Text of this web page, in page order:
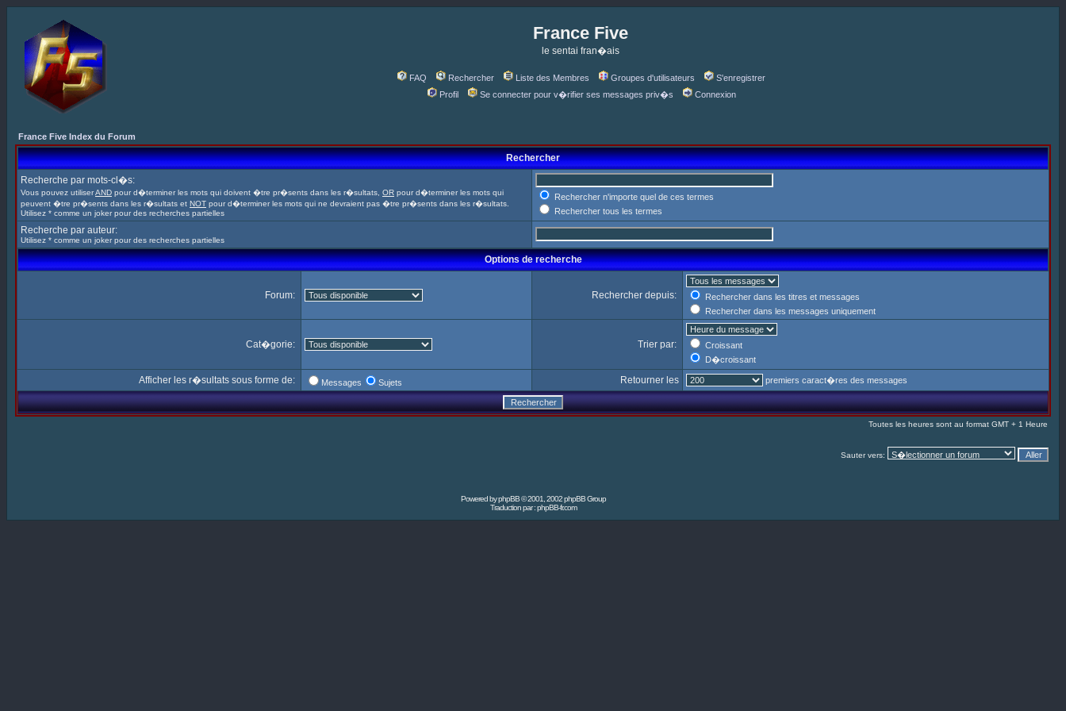
France Five
le sentai fran�ais
FAQ Rechercher Liste des Membres Groupes d'utilisateurs
S'enregistrer
Profil
Se connecter pour v�rifier ses messages priv�s Connexion
France Five Index du Forum
Rechercher
Recherche par mots-cl�s:
Vous pouvez utiliserAND pour d�terminer les mots qui doivent �tre pr�sents dans les r�sultats, OR pour d�terminer les mots qui
peuvent �tre pr�sents dans les r�sultats et NOT pour d�terminer les mots qui ne devraient pas �tre pr�sents dans les r�sultats.
Utilisez * comme un joker pour des recherches partielles
Rechercher n'importe quel de ces termes
Rechercher tous les termes
Recherche par auteur:
Utilisez * comme un joker pour des recherches partielles
Options de recherche
Forum: Rechercher depuis:
Rechercher dans les titres et messages
Rechercher dans les messages uniquement
Cat�gorie: Trier par:
Croissant
D�croissant
Afficher les r�sultats sous forme de: Messages Sujets Retourner les premiers caract�res des messages
Toutes les heures sont au format GMT + 1 Heure
Sauter vers:
Powered byphpBB© 2001, 2002 phpBB Group
Traduction par :phpBB-fr.com